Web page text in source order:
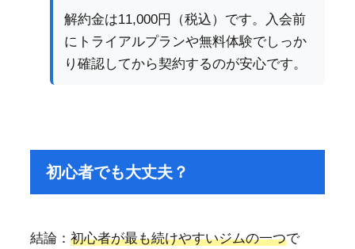
解約金は11,000円（税込）です。入会前
にトライアルプランや無料体験でしっか
り確認してから契約するのが安心です。
初心者でも大丈夫？
結論： 初心者が最も続けやすいジムの一つで